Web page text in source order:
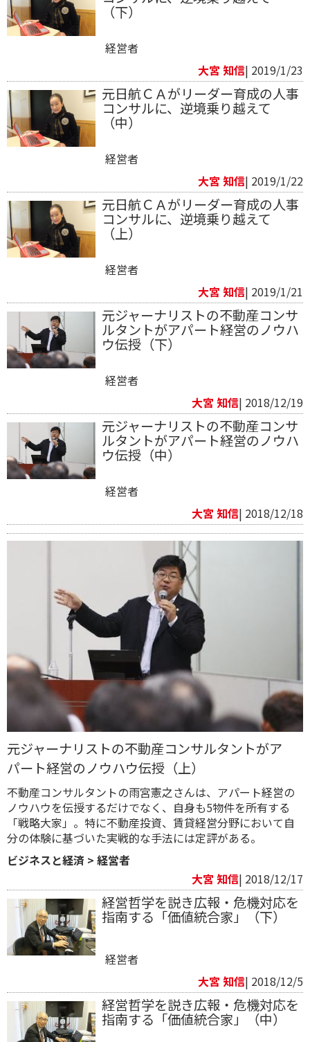
（下）
経営者
大宮 知信| 2019/1/23
元日航ＣＡがリーダー育成の人事
コンサルに、逆境乗り越えて
（中）
経営者
大宮 知信| 2019/1/22
元日航ＣＡがリーダー育成の人事
コンサルに、逆境乗り越えて
（上）
経営者
大宮 知信| 2019/1/21
元ジャーナリストの不動産コンサ
ルタントがアパート経営のノウハ
ウ伝授（下）
経営者
大宮 知信| 2018/12/19
元ジャーナリストの不動産コンサ
ルタントがアパート経営のノウハ
ウ伝授（中）
経営者
大宮 知信| 2018/12/18
元ジャーナリストの不動産コンサルタントがア
パート経営のノウハウ伝授​（上）
不動産コンサルタントの雨宮憲之さんは、アパート経営の
ノウハウを伝授するだけでなく、自身も5物件を所有する
「戦略大家」。特に不動産投資、賃貸経営分野において自
分の体験に基づいた実戦的な手法には定評がある。
ビジネスと経済 > 経営者
大宮 知信| 2018/12/17
経営哲学を説き広報・危機対応を
指南する「価値統合家」（下）
経営者
大宮 知信| 2018/12/5
経営哲学を説き広報・危機対応を
指南する「価値統合家」（中）